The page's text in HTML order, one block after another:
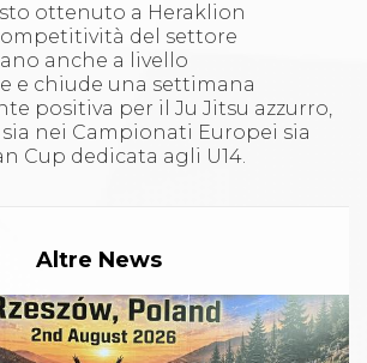
ottenuto a Heraklion
del settore
anche a livello
e chiude una settimana
positiva per il Ju Jitsu azzurro,
nei Campionati Europei sia
Cup dedicata agli U14.
Altre News